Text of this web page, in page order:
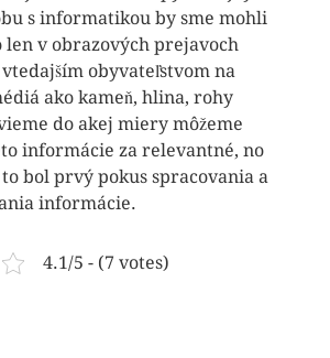
s informatikou by sme mohli
len v obrazových prejavoch
obyvateľstvom na
ako kameň, hlina, rohy
do akej miery môžeme
informácie za relevantné, no
bol prvý pokus spracovania a
informácie.
4.1/5 - (7 votes)